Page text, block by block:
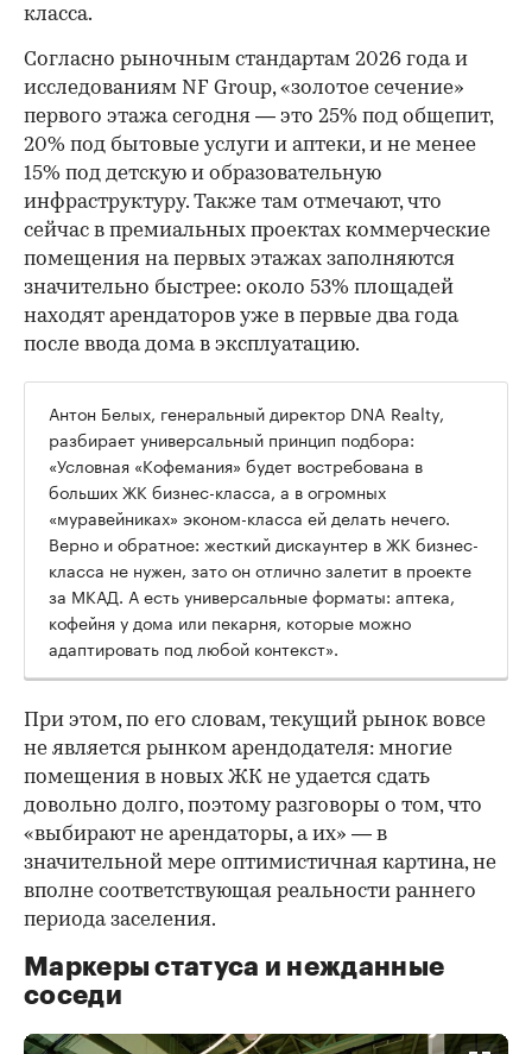
класса.
Согласно рыночным стандартам 2026 года и
исследованиям NF Group, «золотое сечение»
первого этажа сегодня — это 25% под общепит,
20% под бытовые услуги и аптеки, и не менее
15% под детскую и образовательную
инфраструктуру. Также там отмечают, что
сейчас в премиальных проектах коммерческие
помещения на первых этажах заполняются
значительно быстрее: около 53% площадей
находят арендаторов уже в первые два года
после ввода дома в эксплуатацию.
Антон Белых, генеральный директор DNA Realty,
разбирает универсальный принцип подбора:
«Условная «Кофемания» будет востребована в
больших ЖК бизнес-класса, а в огромных
«муравейниках» эконом-класса ей делать нечего.
Верно и обратное: жесткий дискаунтер в ЖК бизнес-
класса не нужен, зато он отлично залетит в проекте
за МКАД. А есть универсальные форматы: аптека,
кофейня у дома или пекарня, которые можно
адаптировать под любой контекст».
При этом, по его словам, текущий рынок вовсе
не является рынком арендодателя: многие
помещения в новых ЖК не удается сдать
довольно долго, поэтому разговоры о том, что
«выбирают не арендаторы, а их» — в
значительной мере оптимистичная картина, не
вполне соответствующая реальности раннего
периода заселения.
Маркеры статуса и нежданные
соседи